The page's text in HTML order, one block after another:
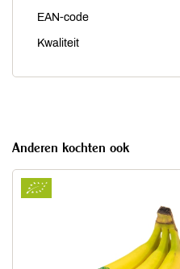
EAN-code
Kwaliteit
Anderen kochten ook